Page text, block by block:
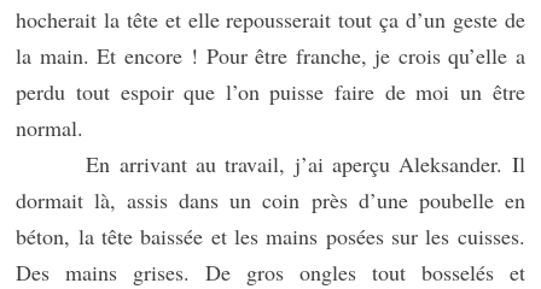
hocherait la tête et elle repousserait tout ça d’un geste de
la main. Et encore ! Pour être franche, je crois qu’elle a
perdu tout espoir que l’on puisse faire de moi un être
normal.
En arrivant au travail, j’ai aperçu Aleksander. Il
dormait là, assis dans un coin près d’une poubelle en
béton, la tête baissée et les mains posées sur les cuisses.
Des mains grises. De gros ongles tout bosselés et